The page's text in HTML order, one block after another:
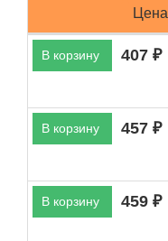
Цена
В корзину 407 ₽
В корзину 457 ₽
В корзину 459 ₽